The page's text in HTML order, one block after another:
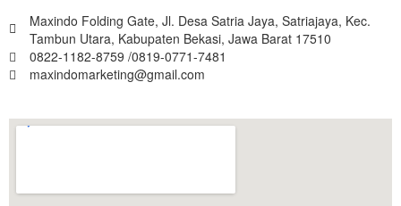
Maxindo Folding Gate, Jl. Desa Satria Jaya, Satriajaya, Kec.
Tambun Utara, Kabupaten Bekasi, Jawa Barat 17510
0822-1182-8759 /0819-0771-7481
maxindomarketing@gmail.com